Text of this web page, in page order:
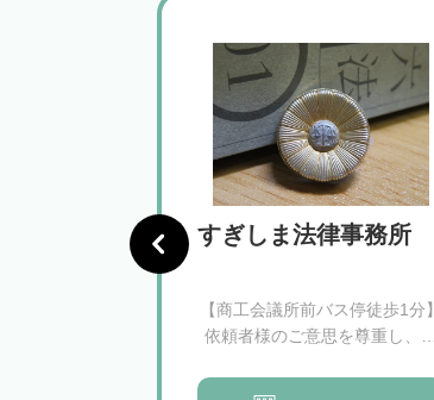
人名古屋総合
すぎしま法律事務所
【商工会議所前バス停徒歩1分】
依頼者様のご意思を尊重し、適